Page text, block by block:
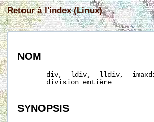
Retour à l'index (Linux)
NOM
div,  ldiv,  lldiv,
       division entière
SYNOPSIS